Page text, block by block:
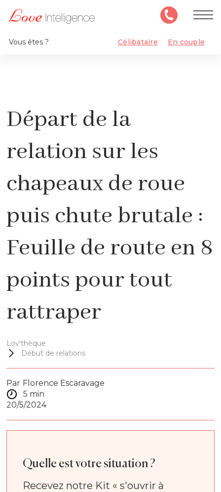
Vous êtes ? Célibataire En couple
Départ de la
relation sur les
chapeaux de roue
puis chute brutale :
Feuille de route en 8
points pour tout
rattraper
Lov'thèque
Début de relations
Par Florence Escaravage
5 min
20/5/2024
Quelle est votre situation ?
Recevez notre Kit « s'ouvrir à